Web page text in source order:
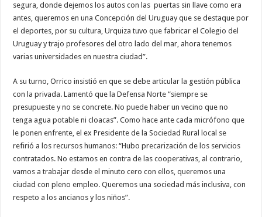
segura, donde dejemos los autos con las puertas sin llave como era
antes, queremos en una Concepción del Uruguay que se destaque por
el deportes, por su cultura, Urquiza tuvo que fabricar el Colegio del
Uruguay y trajo profesores del otro lado del mar, ahora tenemos
varias universidades en nuestra ciudad”.
A su turno, Orrico insistió en que se debe articular la gestión pública
con la privada. Lamentó que la Defensa Norte “siempre se
presupueste y no se concrete. No puede haber un vecino que no
tenga agua potable ni cloacas”. Como hace ante cada micrófono que
le ponen enfrente, el ex Presidente de la Sociedad Rural local se
refirió a los recursos humanos: “Hubo precarización de los servicios
contratados. No estamos en contra de las cooperativas, al contrario,
vamos a trabajar desde el minuto cero con ellos, queremos una
ciudad con pleno empleo. Queremos una sociedad más inclusiva, con
respeto a los ancianos y los niños”.